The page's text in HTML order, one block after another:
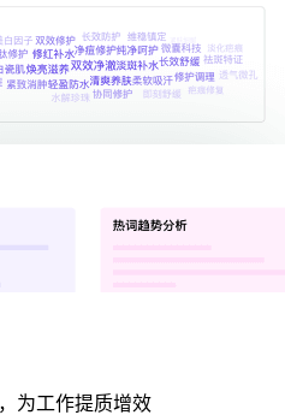
为工作提质增效